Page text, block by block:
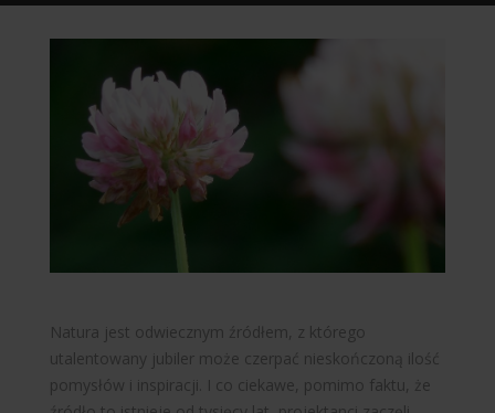
KRAKÓW
WARSZAWA
Natura jest odwiecznym źródłem, z którego
utalentowany jubiler może czerpać nieskończoną ilość
pomysłów i inspiracji. I co ciekawe, pomimo faktu, że